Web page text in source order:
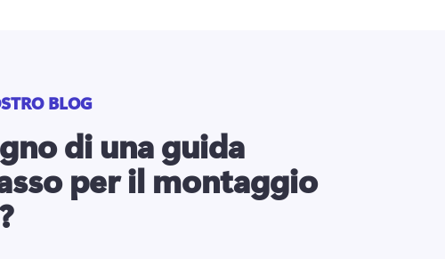
BLOG
di una guida
per il montaggio